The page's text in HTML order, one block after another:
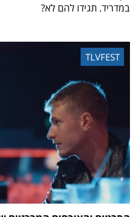
במדריד. תגידו להם לא?
TLVFEST